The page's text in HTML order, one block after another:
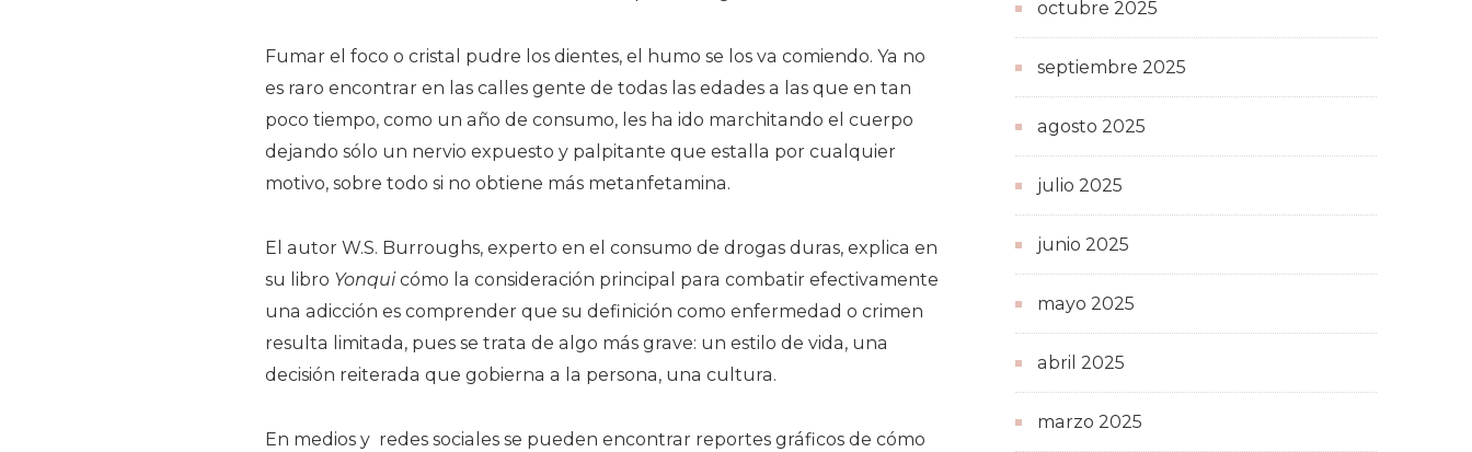
Fumar el foco o cristal pudre los dientes, el humo se los va comiendo. Ya no
es raro encontrar en las calles gente de todas las edades a las que en tan
poco tiempo, como un año de consumo, les ha ido marchitando el cuerpo
dejando sólo un nervio expuesto y palpitante que estalla por cualquier
motivo, sobre todo si no obtiene más metanfetamina.
El autor W.S. Burroughs, experto en el consumo de drogas duras, explica en
su libro Yonquicómo la consideración principal para combatir efectivamente
una adicción es comprender que su definición como enfermedad o crimen
resulta limitada, pues se trata de algo más grave: un estilo de vida, una
decisión reiterada que gobierna a la persona, una cultura.
En medios y redes sociales se pueden encontrar reportes gráficos de cómo
octubre 2025
septiembre 2025
agosto 2025
julio 2025
junio 2025
mayo 2025
abril 2025
marzo 2025